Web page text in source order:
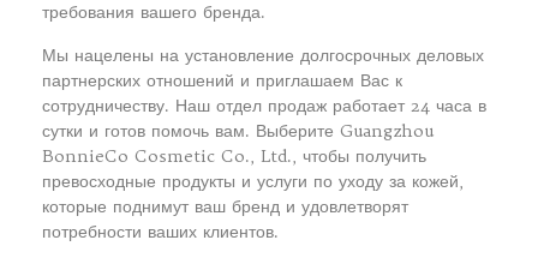
требования вашего бренда.
Мы нацелены на установление долгосрочных деловых
партнерских отношений и приглашаем Вас к
сотрудничеству. Наш отдел продаж работает 24 часа в
сутки и готов помочь вам. Выберите Guangzhou
BonnieCo Cosmetic Co., Ltd., чтобы получить
превосходные продукты и услуги по уходу за кожей,
которые поднимут ваш бренд и удовлетворят
потребности ваших клиентов.